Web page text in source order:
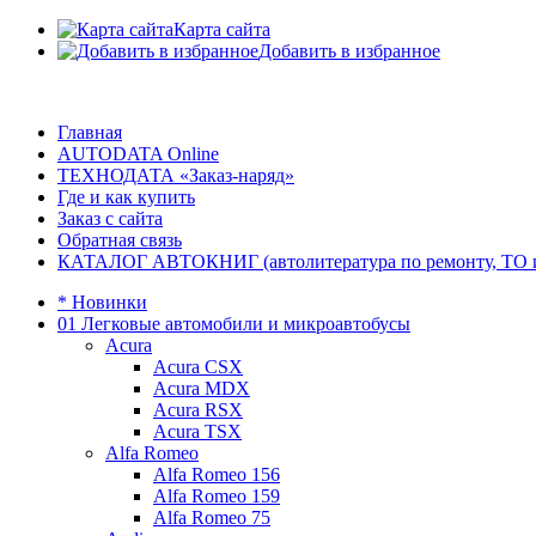
Карта сайта
Добавить в избранное
Главная
AUTODATA Online
ТЕХНОДАТА «Заказ-наряд»
Где и как купить
Заказ с сайта
Обратная связь
КАТАЛОГ АВТОКНИГ (автолитература по ремонту, ТО и
* Новинки
01 Легковые автомобили и микроавтобусы
Acura
Acura CSX
Acura MDX
Acura RSX
Acura TSX
Alfa Romeo
Alfa Romeo 156
Alfa Romeo 159
Alfa Romeo 75